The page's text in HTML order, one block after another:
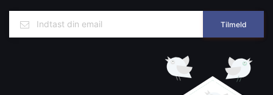
Tilmeld